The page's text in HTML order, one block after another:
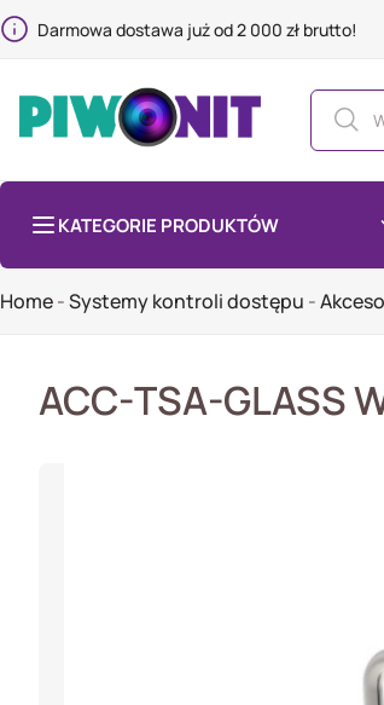
Darmowa dostawa już od 2 000 zł brutto!
KATEGORIE PRODUKTÓW
Home-Systemy kontroli dostępu -
ACC-TSA-GLASS